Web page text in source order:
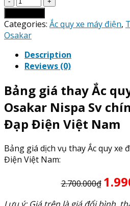
Thay
Ắc
Quy
máy
điện
Nispa
quantity
Categories: Ắc quy xe máy điện,
Osakar
Description
Reviews (0)
Bảng giá thay Ắc
Osakar Nispa Sv
Đạp Điện Việt Nam
Bảng giá dịch vụ thay Ắc quy xe
Điện Việt Nam:
2.700.000₫